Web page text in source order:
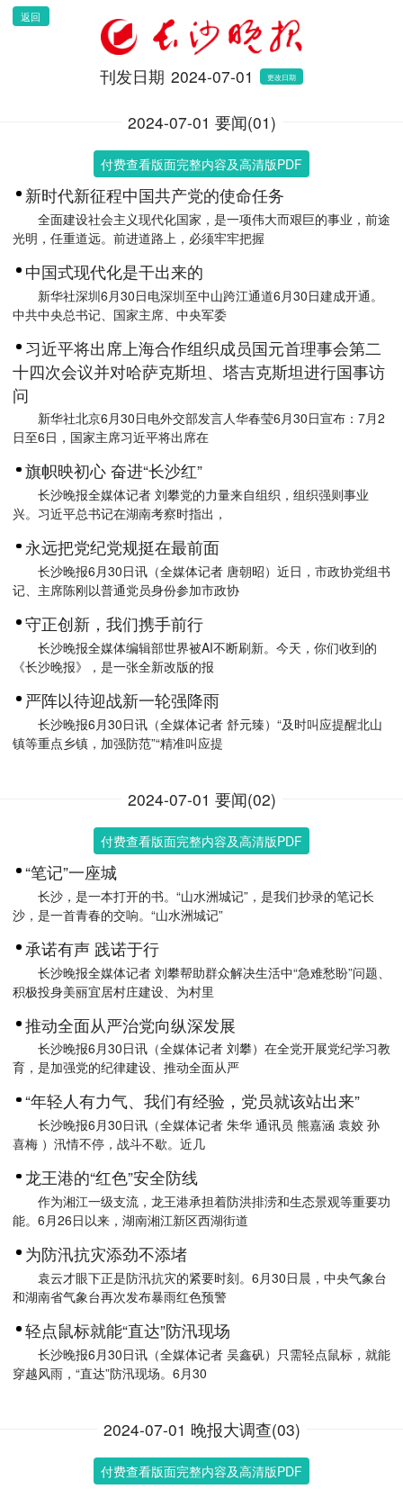
返回
刊发日期 2024-07-01 更改日期
2024-07-01 要闻(01)
付费查看版面完整内容及高清版PDF
新时代新征程中国共产党的使命任务
全面建设社会主义现代化国家，是一项伟大而艰巨的事业，前途
光明，任重道远。前进道路上，必须牢牢把握
中国式现代化是干出来的
新华社深圳6月30日电深圳至中山跨江通道6月30日建成开通。
中共中央总书记、国家主席、中央军委
习近平将出席上海合作组织成员国元首理事会第二
十四次会议并对哈萨克斯坦、塔吉克斯坦进行国事访
问
新华社北京6月30日电外交部发言人华春莹6月30日宣布：7月2
日至6日，国家主席习近平将出席在
旗帜映初心 奋进“长沙红”
长沙晚报全媒体记者 刘攀党的力量来自组织，组织强则事业
兴。习近平总书记在湖南考察时指出，
永远把党纪党规挺在最前面
长沙晚报6月30日讯（全媒体记者 唐朝昭）近日，市政协党组书
记、主席陈刚以普通党员身份参加市政协
守正创新，我们携手前行
长沙晚报全媒体编辑部世界被AI不断刷新。今天，你们收到的
《长沙晚报》，是一张全新改版的报
严阵以待迎战新一轮强降雨
长沙晚报6月30日讯（全媒体记者 舒元臻）“及时叫应提醒北山
镇等重点乡镇，加强防范”“精准叫应提
2024-07-01 要闻(02)
付费查看版面完整内容及高清版PDF
“笔记”一座城
长沙，是一本打开的书。“山水洲城记”，是我们抄录的笔记长
沙，是一首青春的交响。“山水洲城记”
承诺有声 践诺于行
长沙晚报全媒体记者 刘攀帮助群众解决生活中“急难愁盼”问题、
积极投身美丽宜居村庄建设、为村里
推动全面从严治党向纵深发展
长沙晚报6月30日讯（全媒体记者 刘攀）在全党开展党纪学习教
育，是加强党的纪律建设、推动全面从严
“年轻人有力气、我们有经验，党员就该站出来”
长沙晚报6月30日讯（全媒体记者 朱华 通讯员 熊嘉涵 袁姣 孙
喜梅 ）汛情不停，战斗不歇。近几
龙王港的“红色”安全防线
作为湘江一级支流，龙王港承担着防洪排涝和生态景观等重要功
能。6月26日以来，湖南湘江新区西湖街道
为防汛抗灾添劲不添堵
袁云才眼下正是防汛抗灾的紧要时刻。6月30日晨，中央气象台
和湖南省气象台再次发布暴雨红色预警
轻点鼠标就能“直达”防汛现场
长沙晚报6月30日讯（全媒体记者 吴鑫矾）只需轻点鼠标，就能
穿越风雨，“直达”防汛现场。6月30
2024-07-01 晚报大调查(03)
付费查看版面完整内容及高清版PDF